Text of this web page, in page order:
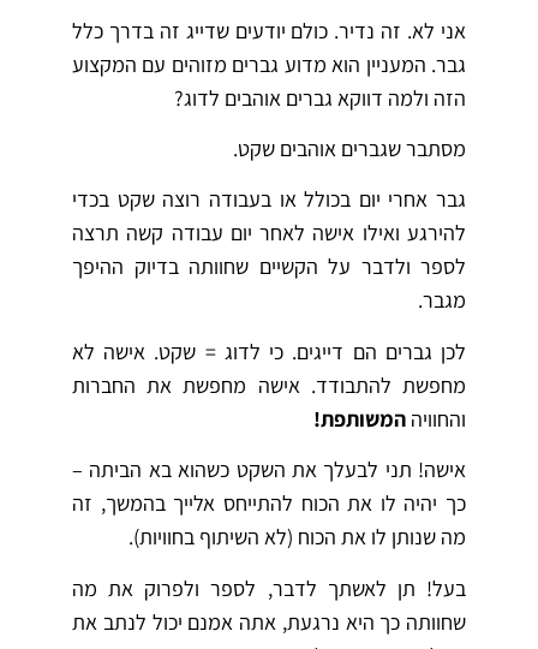
אני לא. זה נדיר. כולם יודעים שדייג זה בדרך כלל
גבר. המעניין הוא מדוע גברים מזוהים עם המקצוע
הזה ולמה דווקא גברים אוהבים לדוג?
מסתבר שגברים אוהבים שקט.
גבר אחרי יום בכולל או בעבודה רוצה שקט בכדי
להירגע ואילו אישה לאחר יום עבודה קשה תרצה
לספר ולדבר על הקשיים שחוותה בדיוק ההיפך
מגבר.
לכן גברים הם דייגים. כי לדוג = שקט. אישה לא
מחפשת להתבודד. אישה מחפשת את החברות
והחוויה המשותפת!
אישה! תני לבעלך את השקט כשהוא בא הביתה –
כך יהיה לו את הכוח להתייחס אלייך בהמשך, זה
מה שנותן לו את הכוח (לא השיתוף בחוויות).
בעל! תן לאשתך לדבר, לספר ולפרוק את מה
שחוותה כך היא נרגעת, אתה אמנם יכול לנתב את